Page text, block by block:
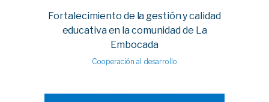
Fortalecimiento de la gestión y calidad
educativa en la comunidad de La
Embocada
Cooperación al desarrollo